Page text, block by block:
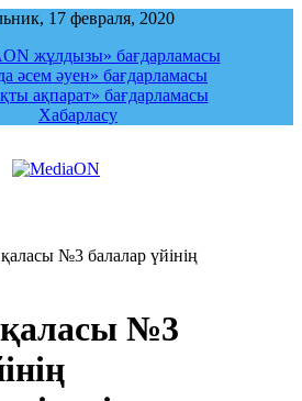
17 февраля, 2020
жұлдызы» бағдарламасы
әсем әуен» бағдарламасы
ақпарат» бағдарламасы
Хабарласу
№3 балалар үйінің
№3